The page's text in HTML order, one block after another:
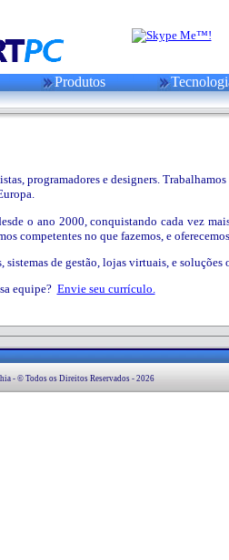
Produtos
programadores e designers.
o ano 2000, conquistando cada vez
competentes no que fazemos, e
sistemas de gestão, lojas virtuais, e
equipe? Envie seu currículo.
- © Todos os Direitos Reservados - 2026